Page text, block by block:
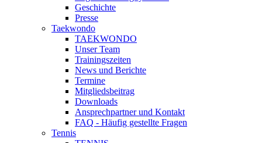
Geschichte
Presse
Taekwondo
TAEKWONDO
Unser Team
Trainingszeiten
News und Berichte
Termine
Mitgliedsbeitrag
Downloads
Ansprechpartner und Kontakt
FAQ - Häufig gestellte Fragen
Tennis